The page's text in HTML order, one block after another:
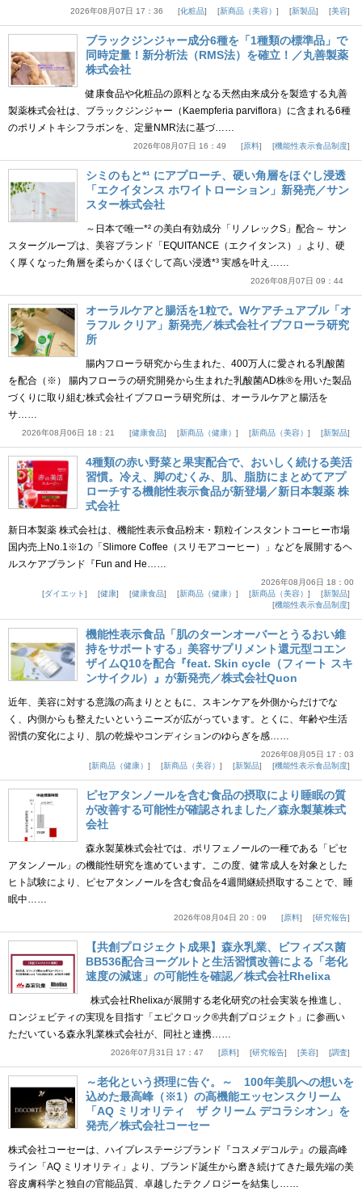
2026年08月07日 17：36 化粧品 新商品（美容） 新製品 美容
ブラックジンジャー成分6種を「1種類の標準品」で
同時定量！新分析法（RMS法）を確立！／丸善製薬
株式会社
健康食品や化粧品の原料となる天然由来成分を製造する丸善
製薬株式会社は、ブラックジンジャー（Kaempferia parviflora）に含まれる6種
のポリメトキシフラボンを、定量NMR法に基づ……
2026年08月07日 16：49 原料 機能性表示食品制度
シミのもと*¹ にアプローチ、硬い角層をほぐし浸透
「エクイタンス ホワイトローション」新発売／サン
スター株式会社
～日本で唯一*² の美白有効成分「リノレックS」配合～ サン
スターグループは、美容ブランド「EQUITANCE（エクイタンス）」より、硬
く厚くなった角層を柔らかくほぐして高い浸透*³ 実感を叶え……
2026年08月07日 09：44
オーラルケアと腸活を1粒で。Wケアチュアブル「オ
ラフル クリア」新発売／株式会社イブフローラ研究
所
腸内フローラ研究から生まれた、400万人に愛される乳酸菌
を配合（※） 腸内フローラの研究開発から生まれた乳酸菌AD株®を用いた製品
づくりに取り組む株式会社イブフローラ研究所は、オーラルケアと腸活を
サ……
2026年08月06日 18：21 健康食品 新商品（健康） 新商品（美容） 新製品
4種類の赤い野菜と果実配合で、おいしく続ける美活
習慣。冷え、脚のむくみ、肌、脂肪にまとめてアプ
ローチする機能性表示食品が新登場／新日本製薬 株
式会社
新日本製薬 株式会社は、機能性表示食品粉末・顆粒インスタントコーヒー市場
国内売上No.1※1の「Slimore Coffee（スリモアコーヒー）」などを展開するヘ
ルスケアブランド『Fun and He……
2026年08月06日 18：00
ダイエット
健康 健康食品 新商品（健康） 新商品（美容）
新製品
機能性表示食品制度
機能性表示食品「肌のターンオーバーとうるおい維
持をサポートする」美容サプリメント還元型コエン
ザイムQ10を配合『feat. Skin cycle（フィート スキ
ンサイクル）』が新発売／株式会社Quon
近年、美容に対する意識の高まりとともに、スキンケアを外側からだけでな
く、内側からも整えたいというニーズが広がっています。とくに、年齢や生活
習慣の変化により、肌の乾燥やコンディションのゆらぎを感……
2026年08月05日 17：03
新商品（健康）
新商品（美容） 新製品 機能性表示食品制度
ピセアタンノールを含む食品の摂取により睡眠の質
が改善する可能性が確認されました／森永製菓株式
会社
森永製菓株式会社では、ポリフェノールの一種である「ピセ
アタンノール」の機能性研究を進めています。この度、健常成人を対象とした
ヒト試験により、ピセアタンノールを含む食品を4週間継続摂取することで、睡
眠中……
2026年08月04日 20：09 原料 研究報告
【共創プロジェクト成果】森永乳業、ビフィズス菌
BB536配合ヨーグルトと生活習慣改善による「老化
速度の減速」の可能性を確認／株式会社Rhelixa
株式会社Rhelixaが展開する老化研究の社会実装を推進し、
ロンジェビティの実現を目指す「エピクロック®共創プロジェクト」に参画い
ただいている森永乳業株式会社が、同社と連携……
2026年07月31日 17：47 原料 研究報告 美容 調査
～老化という摂理に告ぐ。～ 100年美肌への想いを
込めた最高峰（※1）の高機能エッセンスクリーム
「AQ ミリオリティ ザ クリーム デコラシオン」を
発売／株式会社コーセー
株式会社コーセーは、ハイプレステージブランド『コスメデコルテ』の最高峰
ライン「AQ ミリオリティ」より、ブランド誕生から磨き続けてきた最先端の美
容皮膚科学と独自の官能品質、卓越したテクノロジーを結集し……